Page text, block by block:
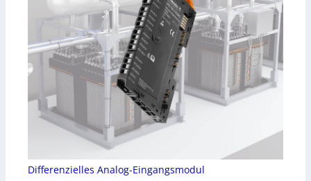
Differenzielles Analog-Eingangsmodul